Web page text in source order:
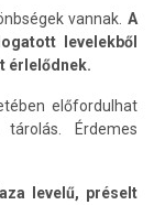
vannak. A
levelekből
érlelődnek.
előfordulhat
Érdemes
levelű, préselt